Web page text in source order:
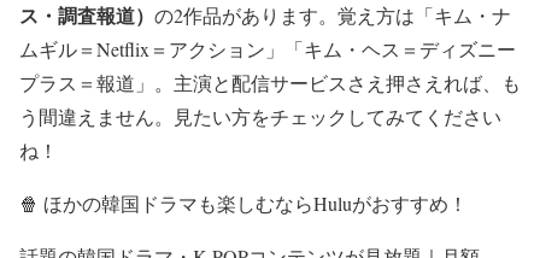
ス・調査報道） の2作品があります。覚え方は 「キム・ナ
ムギル＝Netflix＝アクション」「キム・ヘス＝ディズニー
プラス＝報道」 。主演と配信サービスさえ押さえれば、も
う間違えません。見たい方をチェックしてみてください
ね！
🍿 ほかの韓国ドラマも楽しむならHuluがおすすめ！